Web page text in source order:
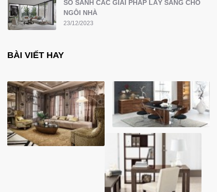
SO SÁNH CÁC GIẢI PHÁP LẤY SÁNG CHO
NGÔI NHÀ
23/12/2023
BÀI VIẾT HAY